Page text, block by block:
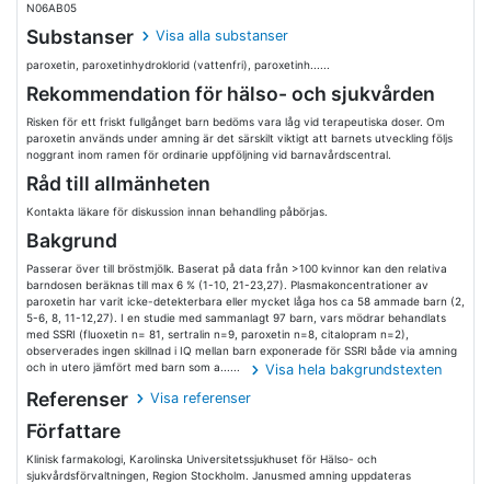
N06AB05
Substanser Visa alla substanser
paroxetin, paroxetinhydroklorid (vattenfri), paroxetinh......
Rekommendation för hälso- och sjukvården
Risken för ett friskt fullgånget barn bedöms vara låg vid terapeutiska doser. Om
paroxetin används under amning är det särskilt viktigt att barnets utveckling följs
noggrant inom ramen för ordinarie uppföljning vid barnavårdscentral.
Råd till allmänheten
Kontakta läkare för diskussion innan behandling påbörjas.
Bakgrund
Passerar över till bröstmjölk. Baserat på data från >100 kvinnor kan den relativa
barndosen beräknas till max 6 % (1-10, 21-23,27). Plasmakoncentrationer av
paroxetin har varit icke-detekterbara eller mycket låga hos ca 58 ammade barn (2,
5-6, 8, 11-12,27). I en studie med sammanlagt 97 barn, vars mödrar behandlats
med SSRI (fluoxetin n= 81, sertralin n=9, paroxetin n=8, citalopram n=2),
observerades ingen skillnad i IQ mellan barn exponerade för SSRI både via amning
och in utero jämfört med barn som a......
Visa hela bakgrundstexten
Referenser Visa referenser
Författare
Klinisk farmakologi, Karolinska Universitetssjukhuset för Hälso- och
sjukvårdsförvaltningen, Region Stockholm. Janusmed amning uppdateras